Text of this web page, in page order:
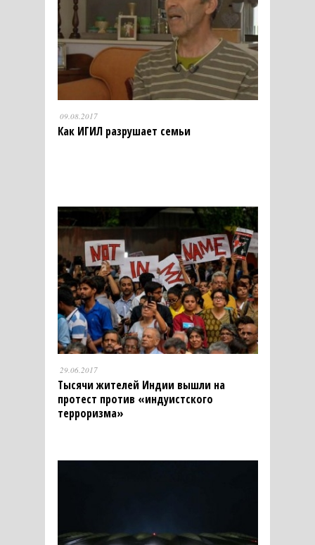
09.08.2017
Как ИГИЛ разрушает семьи
29.06.2017
Тысячи жителей Индии вышли на
протест против «индуистского
терроризма»